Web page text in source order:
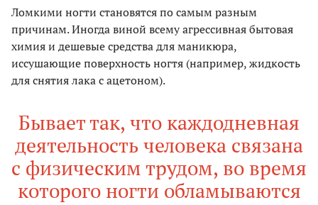
Ломкими ногти становятся по самым разным
причинам. Иногда виной всему агрессивная бытовая
химия и дешевые средства для маникюра,
иссушающие поверхность ногтя (например, жидкость
для снятия лака с ацетоном).
Бывает так, что каждодневная
деятельность человека связана
с физическим трудом, во время
которого ногти обламываются